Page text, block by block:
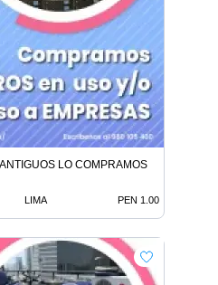
LO COMPRAMOS
LIMA PEN 1.00